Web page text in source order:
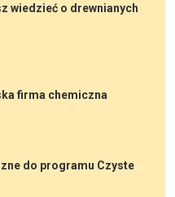
wiedzieć o drewnianych
firma chemiczna
do programu Czyste